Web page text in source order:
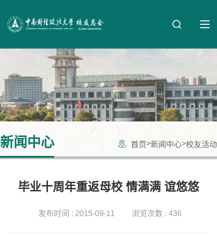
新闻中心 首页>新闻中心>校友活动
毕业十周年重返母校 情满满 谊悠悠
发布时间 : 2015-09-11 浏览次数 : 436